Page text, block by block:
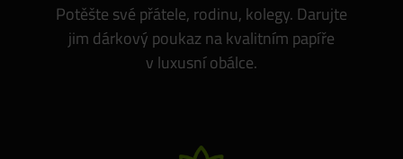
Potěšte své přátele, rodinu, kolegy. Darujte
jim dárkový poukaz na kvalitním papíře
v luxusní obálce.